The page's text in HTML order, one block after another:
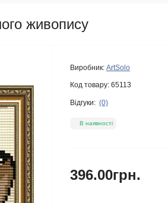
живопису
Виробник: ArtSolo
Код товару: 65113
Відгуки: (0)
В наявності
396.00грн.